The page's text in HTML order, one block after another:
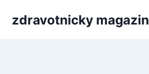
zdravotnicky magazin